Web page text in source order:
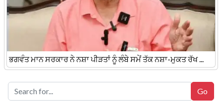
ਭਗਵੰਤ ਮਾਨ ਸਰਕਾਰ ਨੇ ਨਸ਼ਾ ਪੀੜਤਾਂ ਨੂੰ ਲੰਬੇ ਸਮੇਂ ਤੱਕ ਨਸ਼ਾ-ਮੁਕਤ ਰੱਖ ...